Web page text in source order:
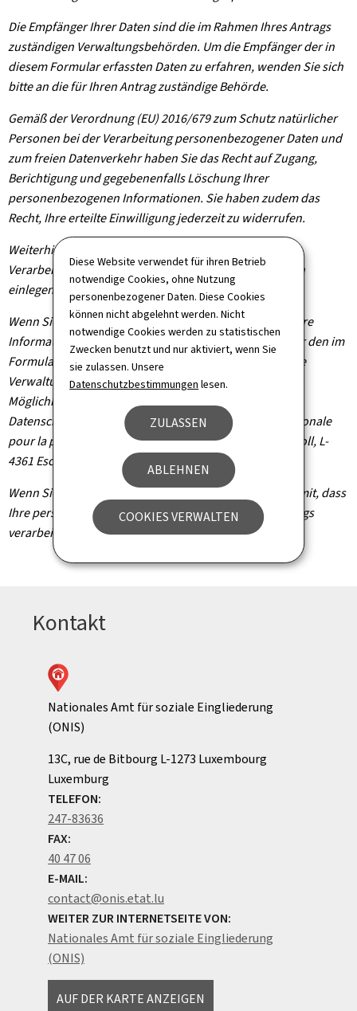
Diese Website verwendet für ihren Betrieb
notwendige Cookies, ohne Nutzung
personenbezogener Daten. Diese Cookies
können nicht abgelehnt werden. Nicht
notwendige Cookies werden zu statistischen
Zwecken benutzt und nur aktiviert, wenn Sie
sie zulassen. Unsere
Datenschutzbestimmungen lesen.
ZULASSEN
ABLEHNEN
COOKIES VERWALTEN
Die Empfänger Ihrer Daten sind die im Rahmen Ihres Antrags
zuständigen Verwaltungsbehörden. Um die Empfänger der in
diesem Formular erfassten Daten zu erfahren, wenden Sie sich
bitte an die für Ihren Antrag zuständige Behörde.
Gemäß der Verordnung (EU) 2016/679 zum Schutz natürlicher
Personen bei der Verarbeitung personenbezogener Daten und
zum freien Datenverkehr haben Sie das Recht auf Zugang,
Berichtigung und gegebenenfalls Löschung Ihrer
personenbezogenen Informationen. Sie haben zudem das
Recht, Ihre erteilte Einwilligung jederzeit zu widerrufen.
Weiterhin können Sie, außer in Fällen, in denen die
Verarbeitung Ihrer Daten verpflichtend ist, Widerspruch
einlegen, wenn dieser rechtmäßig begründet ist.
Wenn Sie diese Rechte ausüben und/oder Einsicht in Ihre
Informationen nehmen möchten, können Sie sich unter den im
Formular angegebenen Kontaktdaten an die zuständige
Verwaltungsbehörde wenden. Sie haben außerdem die
Möglichkeit, bei der Nationalen Kommission für den
Datenschutz Beschwerde einzulegen (Commission nationale
pour la protection des données, 1, Avenue du Rock'n'Roll, L-
4361 Esch-sur-Alzette).
Wenn Sie Ihren Vorgang fortsetzen, akzeptieren Sie damit, dass
Ihre personenbezogenen Daten im Rahmen Ihres Antrags
verarbeitet werden.
Kontakt
Nationales Amt für soziale Eingliederung
(ONIS)
ADRESSE:
13C, rue de Bitbourg L-1273 Luxembourg
Luxemburg
TELEFON:
247-83636
FAX:
40 47 06
E-MAIL:
contact@onis.etat.lu
WEITER ZUR INTERNETSEITE VON:
Nationales Amt für soziale Eingliederung
(ONIS)
AUF DER KARTE ANZEIGEN